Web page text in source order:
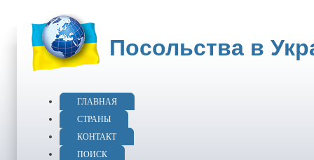
Посольства в
ГЛАВНАЯ
СТРАНЫ
КОНТАКТ
ПОИСК